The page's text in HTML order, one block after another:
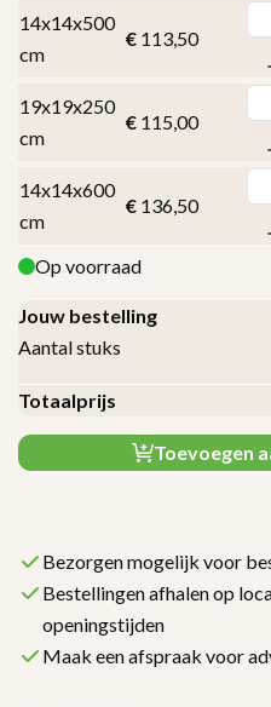
14x14x500
cm
€ 113,50
19x19x250
cm
€ 115,00
14x14x600
cm
€ 136,50
Op voorraad
Jouw bestelling
Aantal stuks
Totaalprijs
Toevoegen
Bezorgen mogelijk voor
Bestellingen afhalen op
openingstijden
Maak een afspraak voor